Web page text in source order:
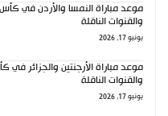
والقنوات الناقلة
يونيو 17, 2026
والقنوات الناقلة
يونيو 17, 2026